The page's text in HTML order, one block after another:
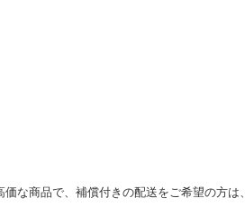
な商品で、補償付きの配送をご希望の方は